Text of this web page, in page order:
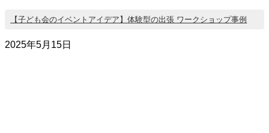
【子ども会のイベントアイデア】体験型の出張 ワークショップ事例
2025年5月15日